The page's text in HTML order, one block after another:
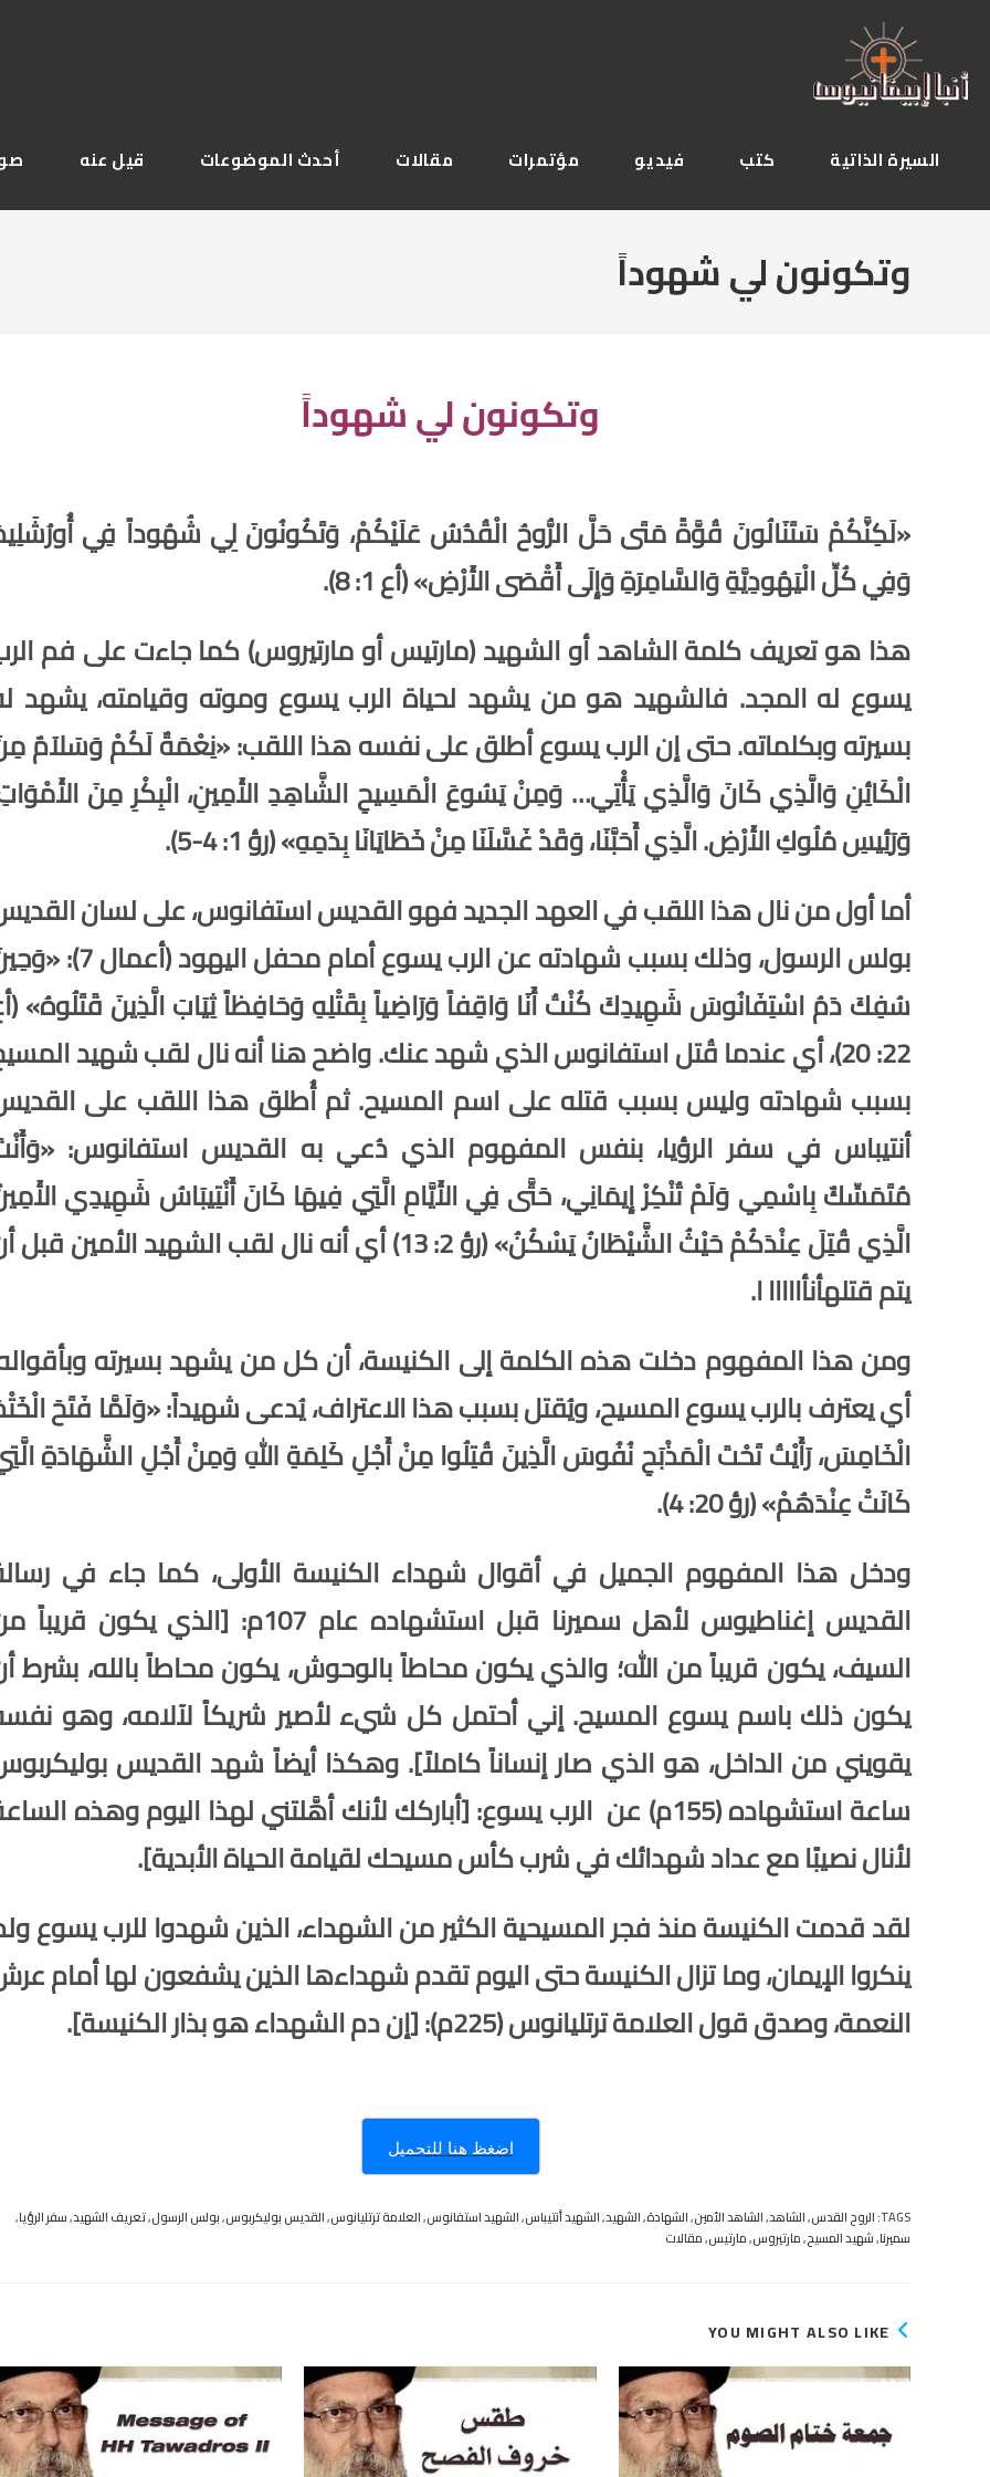
content
السيرة الذاتية كتب فيديو مؤتمرات مقالات أحدث الموضوعات قيل عنه
وتكونون لي شهوداً
وتكونون لي شهوداً
«لَكِنَّكُمْ سَتَنَالُونَ قُوَّةً مَتَى حَلَّ الرُّوحُ الْقُدُسُ عَلَيْكُمْ، وَتَكُونُونَ لِي شُهُوداً فِي
وَفِي كُلِّ الْيَهُودِيَّةِ وَالسَّامِرَةِ وَإِلَى أَقْصَى الأَرْضِ» (أع 1: 8).
هذا هو تعريف كلمة الشاهد أو الشهيد (مارتيس أو مارتيروس) كما جاءت على فم
يسوع له المجد. فالشهيد هو من يشهد لحياة الرب يسوع وموته وقيامته، يشهد
بسيرته وبكلماته. حتى إن الرب يسوع أطلق على نفسه هذا اللقب: «نِعْمَةٌ لَكُمْ وَسَلاَمٌ
الْكَائِنِ وَالَّذِي كَانَ وَالَّذِي يَأْتِي… وَمِنْ يَسُوعَ الْمَسِيحِ الشَّاهِدِ الأَمِينِ، الْبِكْرِ مِنَ
وَرَئِيسِ مُلُوكِ الأَرْضِ. الَّذِي أَحَبَّنَا، وَقَدْ غَسَّلَنَا مِنْ خَطَايَانَا بِدَمِهِ» (رؤ 1: 4-5).
أما أول من نال هذا اللقب في العهد الجديد فهو القديس استفانوس، على لسان
بولس الرسول، وذلك بسبب شهادته عن الرب يسوع أمام محفل
سُفِكَ دَمُ اسْتِفَانُوسَ شَهِيدِكَكُنْتُ أَنَا وَاقِفاً وَرَاضِياً بِقَتْلِهِ وَحَافِظاً ثِيَابَ الَّذِينَ قَتَلُوهُ»
22: 20)، أي عندما قُتل استفانوس
الذي شهد عنك. واضح هنا أنه نال لقب شهيد
بسبب شهادته وليس بسبب قتله على اسم المسيح. ثم أُطلق هذا اللقب على
أنتيباس في سفر الرؤيا، بنفس المفهوم الذي دُعي به القديس استفانوس:
مُتَمَسِّكٌ بِاسْمِي وَلَمْ تُنْكِرْ إِيمَانِي، حَتَّى فِي الأَيَّامِ الَّتِي فِيهَا كَانَ أَنْتِيبَاسُ شَهِيدِي
الَّذِي قُتِلَ عِنْدَكُمْ حَيْثُ الشَّيْطَانُ يَسْكُنُ» (رؤ 2: 13) أي أنه نال لقب الشهيد الأمين
يتم قتلهأنأااااا ا.
ومن هذا المفهوم دخلت هذه الكلمة إلى الكنيسة، أن كل من يشهد بسيرته
أي يعترف بالرب يسوع المسيح، ويُقتل بسبب هذا الاعتراف، يُدعى شهيداً: «وَلَمَّا فَتَحَ
الْخَامِسَ، رَأَيْتُ تَحْتَ الْمَذْبَحِ نُفُوسَ الَّذِينَ قُتِلُوا مِنْ أَجْلِ كَلِمَةِ اللهِ وَمِنْ أَجْلِالشَّهَادَةِ
كَانَتْ عِنْدَهُمْ» (رؤ 20: 4).
ودخل هذا المفهوم الجميل في أقوال شهداء الكنيسة الأولى، كما جاء في
القديس إغناطيوس لأهل سميرنا قبل استشهاده عام 107م: [الذي يكون
السيف، يكون قريباً من الله؛ والذي يكون محاطاً بالوحوش، يكون محاطاً بالله، بشرط
يكون ذلك باسم يسوع المسيح. إني أحتمل كل شيء لأصير شريكاً لآلامه، وهو
يقويني من الداخل، هو الذي صار إنساناً كاملاً]. وهكذا أيضاً شهد القديس
ساعة استشهاده (155م) عن الرب يسوع: [أباركك لأنك أهَّلتني لهذا اليوم وهذه
لأنال نصيبًا مع عدادشهدائكفي شرب كأس مسيحك لقيامة الحياة الأبدية].
لقد قدمت الكنيسة منذ فجر المسيحية الكثير من الشهداء، الذين شهدوا للرب يسوع
ينكروا الإيمان، وما تزال الكنيسة حتى اليوم تقدم شهداءها الذين يشفعون لها أمام
النعمة، وصدق قول العلامة ترتليانوس (225م): [إن دم الشهداء هو بذار الكنيسة].
اضغظ هنا للتحميل
TAGS
: الروح القدس,الشاهد,الشاهد الأمين,الشهادة,الشهيد,الشهيد أنتيباس,الشهيد استفانوس,العلامة ترتليانوس,القديس بوليكربوس,بولس الرسول,تعريف الشهيد,سفر الرؤيا,
سميرنا,شهيد المسيح,مارتيروس,مارتيس,مقالات
YOU MIGHT ALSO LIKE